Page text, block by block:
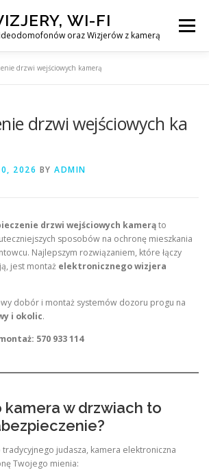
WI-FI
oraz Wizjerów z kamerą
Menu
EN
drzwi wejściowych kamerą
drzwi wejściowych ka
2026 BY ADMIN
drzwi wejściowych kamerąto
sposobów na ochronę mieszkania
Najlepszym rozwiązaniem, które łączy
jest montaż elektronicznego wizjera
dobór i montaż systemów dozoru progu na
i okolic.
570 933 114
kamera w drzwiach to
judasza, kamera elektroniczna
Twojego mienia: